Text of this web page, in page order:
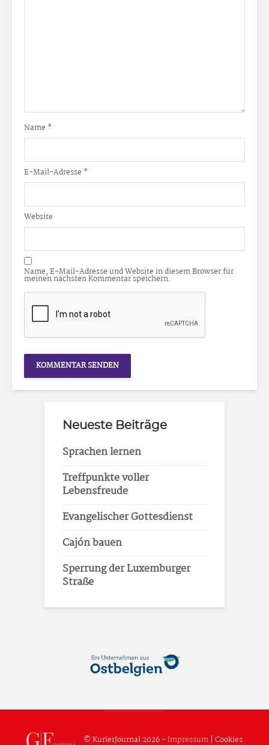
Name *
E-Mail-Adresse *
Website
Name, E-Mail-Adresse und Website in diesem Browser für
meinen nächsten Kommentar speichern.
Neueste Beiträge
Sprachen lernen
Treffpunkte voller
Lebensfreude
Evangelischer Gottesdienst
Cajón bauen
Sperrung der Luxemburger
Straße
© KurierJournal 2026 -Impressum| Cookies